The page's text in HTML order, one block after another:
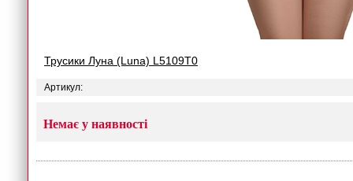
Трусики Луна (Luna) L5109T0
Артикул:
Немає у наявності